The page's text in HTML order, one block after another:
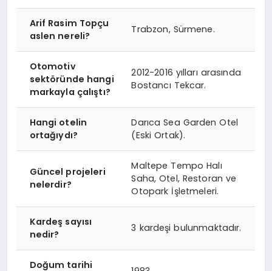
Arif Rasim Topçu
aslen nereli?
Trabzon, Sürmene.
Otomotiv
sektöründe hangi
markayla çalıştı?
2012-2016 yılları arasında
Bostancı Tekcar.
Hangi otelin
ortağıydı?
Darıca Sea Garden Otel
(Eski Ortak).
Güncel projeleri
nelerdir?
Maltepe Tempo Halı
Saha, Otel, Restoran ve
Otopark İşletmeleri.
Kardeş sayısı
nedir?
3 kardeşi bulunmaktadır.
Doğum tarihi